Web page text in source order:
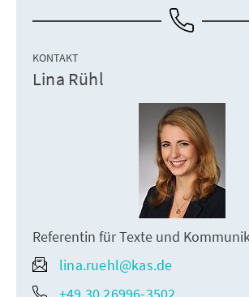
KONTAKT
Lina Rühl
Referentin für Texte und
lina.ruehl@kas.de
+49 30 26996-3502